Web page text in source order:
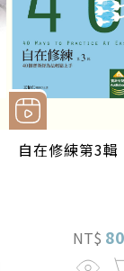
自在修練第3輯
NT$